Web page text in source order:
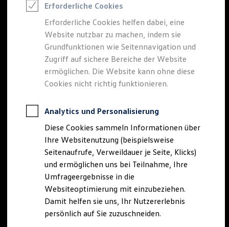
Elektroauto Leasing
Kleinwagen-Leasing
Leasing ohne Anzahlung
Finanzierung
Autokredit mit Schlussrate
Versicherungen und Garantien
Kfz-Versicherung
Restschuldversicherungen
Garantien
Professional Class bei Volkswagen
Behörden
Direktkunden
Sonderfahrzeuge
Anpfiff zum Gewinn
Elektromobilität
Elektroautos
ID. Tutorials
Elektrofahrzeugkonzepte
ID. EVERY1
Reichweite
Erforderliche Cookies
Erforderliche Cookies helfen dabei, eine
Website nutzbar zu machen, indem sie
Grundfunktionen wie Seitennavigation und
Zugriff auf sichere Bereiche der Website
ermöglichen. Die Website kann ohne diese
Cookies nicht richtig funktionieren.
Analytics und Personalisierung
Diese Cookies sammeln Informationen über
Ihre Websitenutzung (beispielsweise
Seitenaufrufe, Verweildauer je Seite, Klicks)
und ermöglichen uns bei Teilnahme, Ihre
Umfrageergebnisse in die
Websiteoptimierung mit einzubeziehen.
Damit helfen sie uns, Ihr Nutzererlebnis
persönlich auf Sie zuzuschneiden.